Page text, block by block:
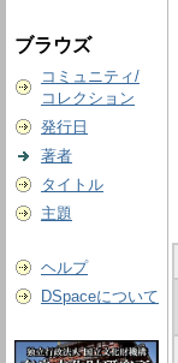
ブラウズ
コミュニティ/
コレクション
発行日
著者
タイトル
主題
ヘルプ
DSpaceについて